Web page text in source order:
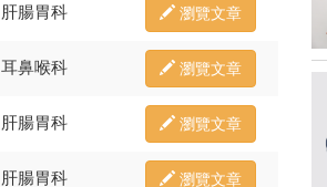
肝腸胃科 瀏覽文章
耳鼻喉科 瀏覽文章
肝腸胃科 瀏覽文章
肝腸胃科 瀏覽文章